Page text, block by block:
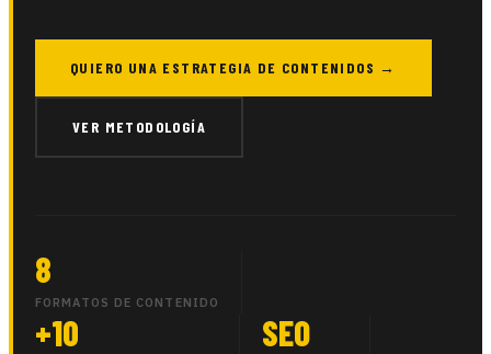
QUIERO UNA ESTRATEGIA DE CONTENIDOS →
VER METODOLOGÍA
8
FORMATOS DE CONTENIDO
+10 SEO